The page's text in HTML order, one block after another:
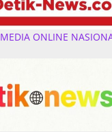
MEDIA ONLINE